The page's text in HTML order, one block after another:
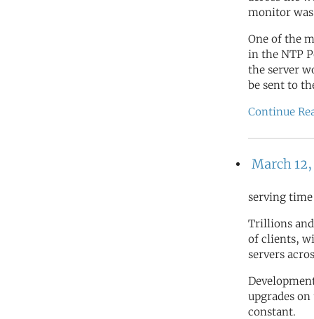
monitor
One of the
in the NTP
the server
be sent to
Continue
March
serving
Trillions
of clients,
servers
upgrades
constant.